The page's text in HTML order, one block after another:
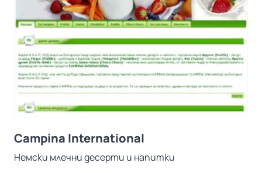
Campina International
Немски млечни десерти и напитки